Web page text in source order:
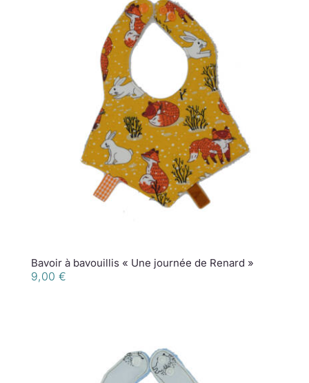
Bavoir à bavouillis « Une journée de Renard »
9,00 €